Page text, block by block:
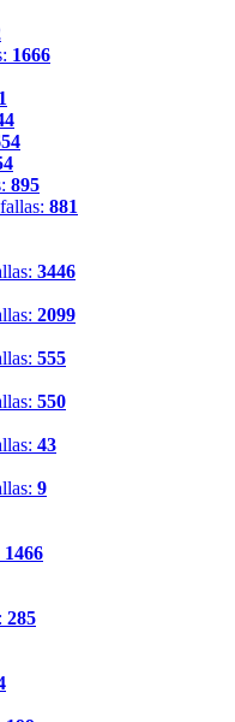
1666
895
881
3446
2099
555
550
43
9
1466
285